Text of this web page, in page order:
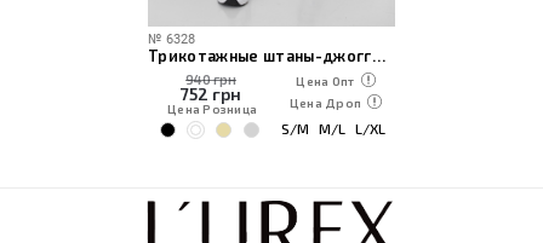
№ 6328
Трикотажные штаны-джоггеры с начесом
940 грн
752 грн
Цена Розница
Цена Опт
Цена Дроп
S/M M/L L/XL